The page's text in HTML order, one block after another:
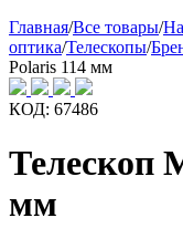
Главная/Все товары/
оптика/Телескопы/
Polaris 114 мм
КОД: 67486
Телескоп
мм